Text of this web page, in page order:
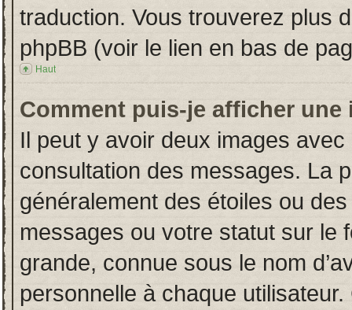
traduction. Vous trouverez plus
phpBB (voir le lien en bas de
Haut
Comment puis-je afficher une
Il peut y avoir deux images
consultation des messages. La
généralement des étoiles ou
messages ou votre statut sur le
grande, connue sous le nom
personnelle à chaque utilisateur.